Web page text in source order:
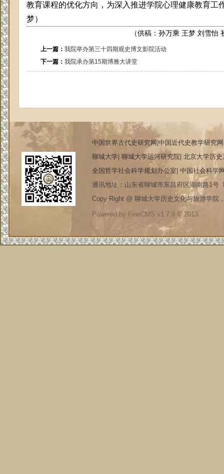
教育课程的优化方向，为深入推进学院心理健康教育工
梦）
（供稿： 孙万乘 王梦刘雪怡
上一篇： 我院举办第三十四期观史博文影院活动
下一篇： 我院承办第15期博雅大讲堂
中国世界古代史研究网 中国近代史教学研究网
聊城大学 聊城大学运河研究院 北京大学历史
全国哲学社会科学规划办公室 中国社会科学
通讯地址：山东省聊城市东昌府区湖南路1号
Copy Right @ 聊城大学历史文化与旅游学院
Powered by FineCMS v1.7.9 © 2013.